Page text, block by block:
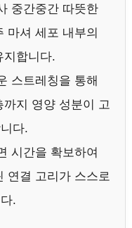
중간중간 따뜻한
마셔 세포 내부의
지합니다.
스트레칭을 통해
지 영양 성분이 고
다.
시간을 확보하여
연결 고리가 스스로
.